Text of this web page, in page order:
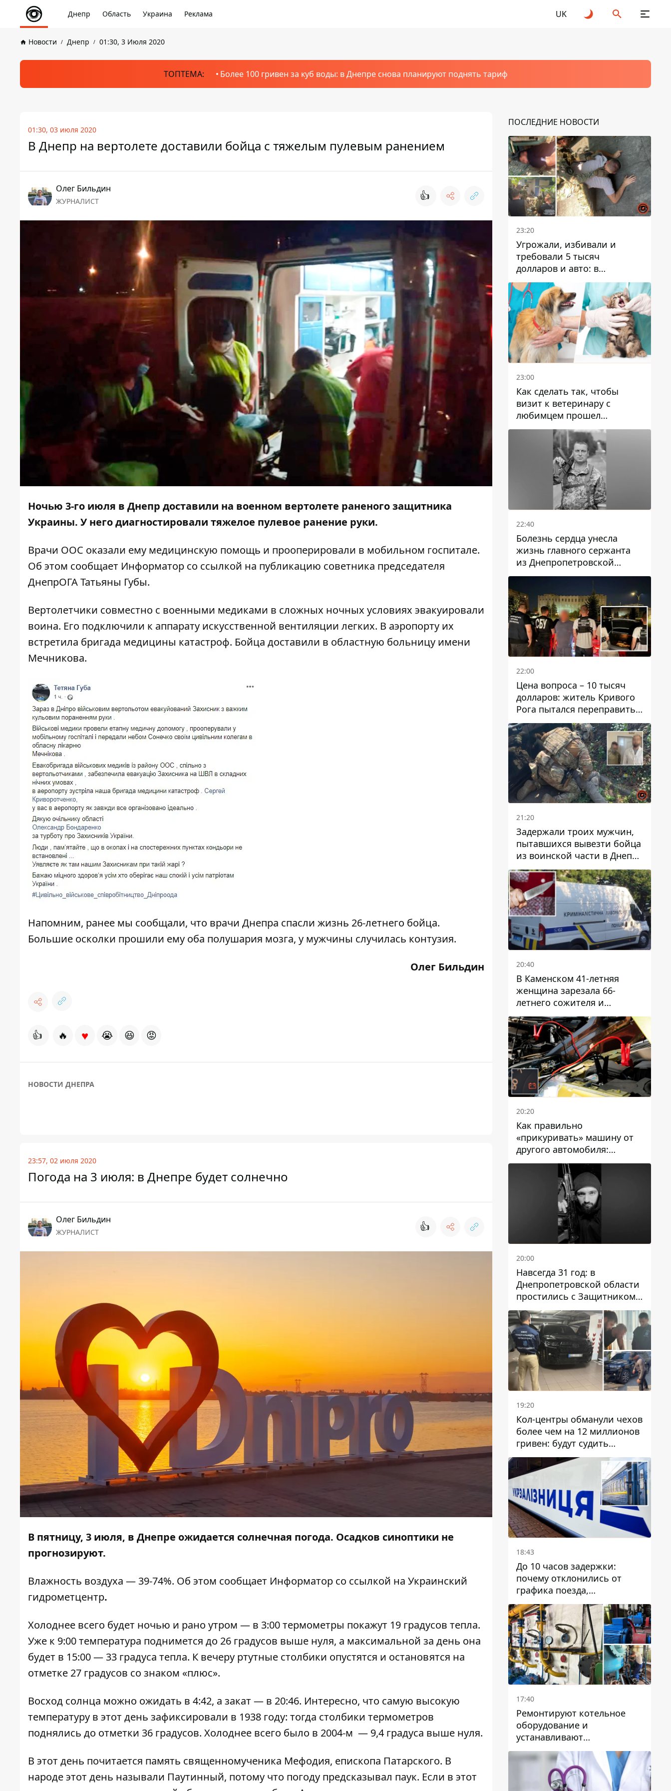
Днепр Область Украина Реклама UK
Новости Днепр 01:30, 3 Июля 2020
ТОПТЕМА: Более 100 гривен за куб воды: в Днепре снова планируют поднять тариф
01:30, 03 июля 2020
В Днепр на вертолете доставили бойца с тяжелым пулевым ранением
Олег Бильдин
ЖУРНАЛИСТ 👍
Ночью 3-го июля в Днепр доставили на военном вертолете раненого защитника
Украины. У него диагностировали тяжелое пулевое ранение руки.
Врачи ООС оказали ему медицинскую помощь и прооперировали в мобильном госпитале.
Об этом сообщает Информатор со ссылкой на публикацию советника председателя
ДнепрОГА Татьяны Губы.
Вертолетчики совместно с военными медиками в сложных ночных условиях эвакуировали
воина. Его подключили к аппарату искусственной вентиляции легких. В аэропорту их
встретила бригада медицины катастроф. Бойца доставили в областную больницу имени
Мечникова.
Напомним, ранее мы сообщали, что врачи Днепра спасли жизнь 26-летнего бойца.
Большие осколки прошили ему оба полушария мозга, у мужчины случилась контузия.
Олег Бильдин
👍 🔥 ♥ 😭 😆 😡
НОВОСТИ ДНЕПРА
23:57, 02 июля 2020
Погода на 3 июля: в Днепре будет солнечно
Олег Бильдин
ЖУРНАЛИСТ 👍
В пятницу, 3 июля, в Днепре ожидается солнечная погода. Осадков синоптики не
прогнозируют.
Влажность воздуха — 39-74%. Об этом сообщает Информатор со ссылкой на Украинский
гидрометцентр.
Холоднее всего будет ночью и рано утром — в 3:00 термометры покажут 19 градусов тепла.
Уже к 9:00 температура поднимется до 26 градусов выше нуля, а максимальной за день она
будет в 15:00 — 33 градуса тепла. К вечеру ртутные столбики опустятся и остановятся на
отметке 27 градусов со знаком «плюс».
Восход солнца можно ожидать в 4:42, а закат — в 20:46. Интересно, что самую высокую
температуру в этот день зафиксировали в 1938 году: тогда столбики термометров
поднялись до отметки 36 градусов. Холоднее всего было в 2004-м — 9,4 градуса выше нуля.
В этот день почитается память священномученика Мефодия, епископа Патарского. В
народе этот день называли Паутинный, потому что погоду предсказывал паук. Если в этот
ПОСЛЕДНИЕ НОВОСТИ
23:20
Угрожали, избивали и
требовали 5 тысяч
долларов и авто: в
Павлограде задержали двух
мужчин
23:00
Как сделать так, чтобы
визит к ветеринару с
любимцем прошел
спокойно: простые советы
22:40
Болезнь сердца унесла
жизнь главного сержанта
из Днепропетровской
области Юрия Свистуна
22:00
Цена вопроса – 10 тысяч
долларов: житель Кривого
Рога пытался переправить
мужчину в Словакию
21:20
Задержали троих мужчин,
пытавшихся вывезти бойца
из воинской части в Днепр
за 7 тысяч долларов: среди
них был врач
20:40
В Каменском 41-летняя
женщина зарезала 66-
летнего сожителя и
пыталась обмануть
полицейских
20:20
Как правильно
«прикуривать» машину от
другого автомобиля:
инструкция для водителей
20:00
Навсегда 31 год: в
Днепропетровской области
простились с Защитником
Александром Репиным
19:20
Кол-центры обманули чехов
более чем на 12 миллионов
гривен: будут судить
днепрянина,
организовавшего
транснациональную
преступную организацию
18:43
До 10 часов задержки:
почему отклонились от
графика поезда,
курсирующие через Днепр
и область
17:40
Ремонтируют котельное
оборудование и
устанавливают
генераторные установки:
как в Днепре готовятся к
отопительному сезону